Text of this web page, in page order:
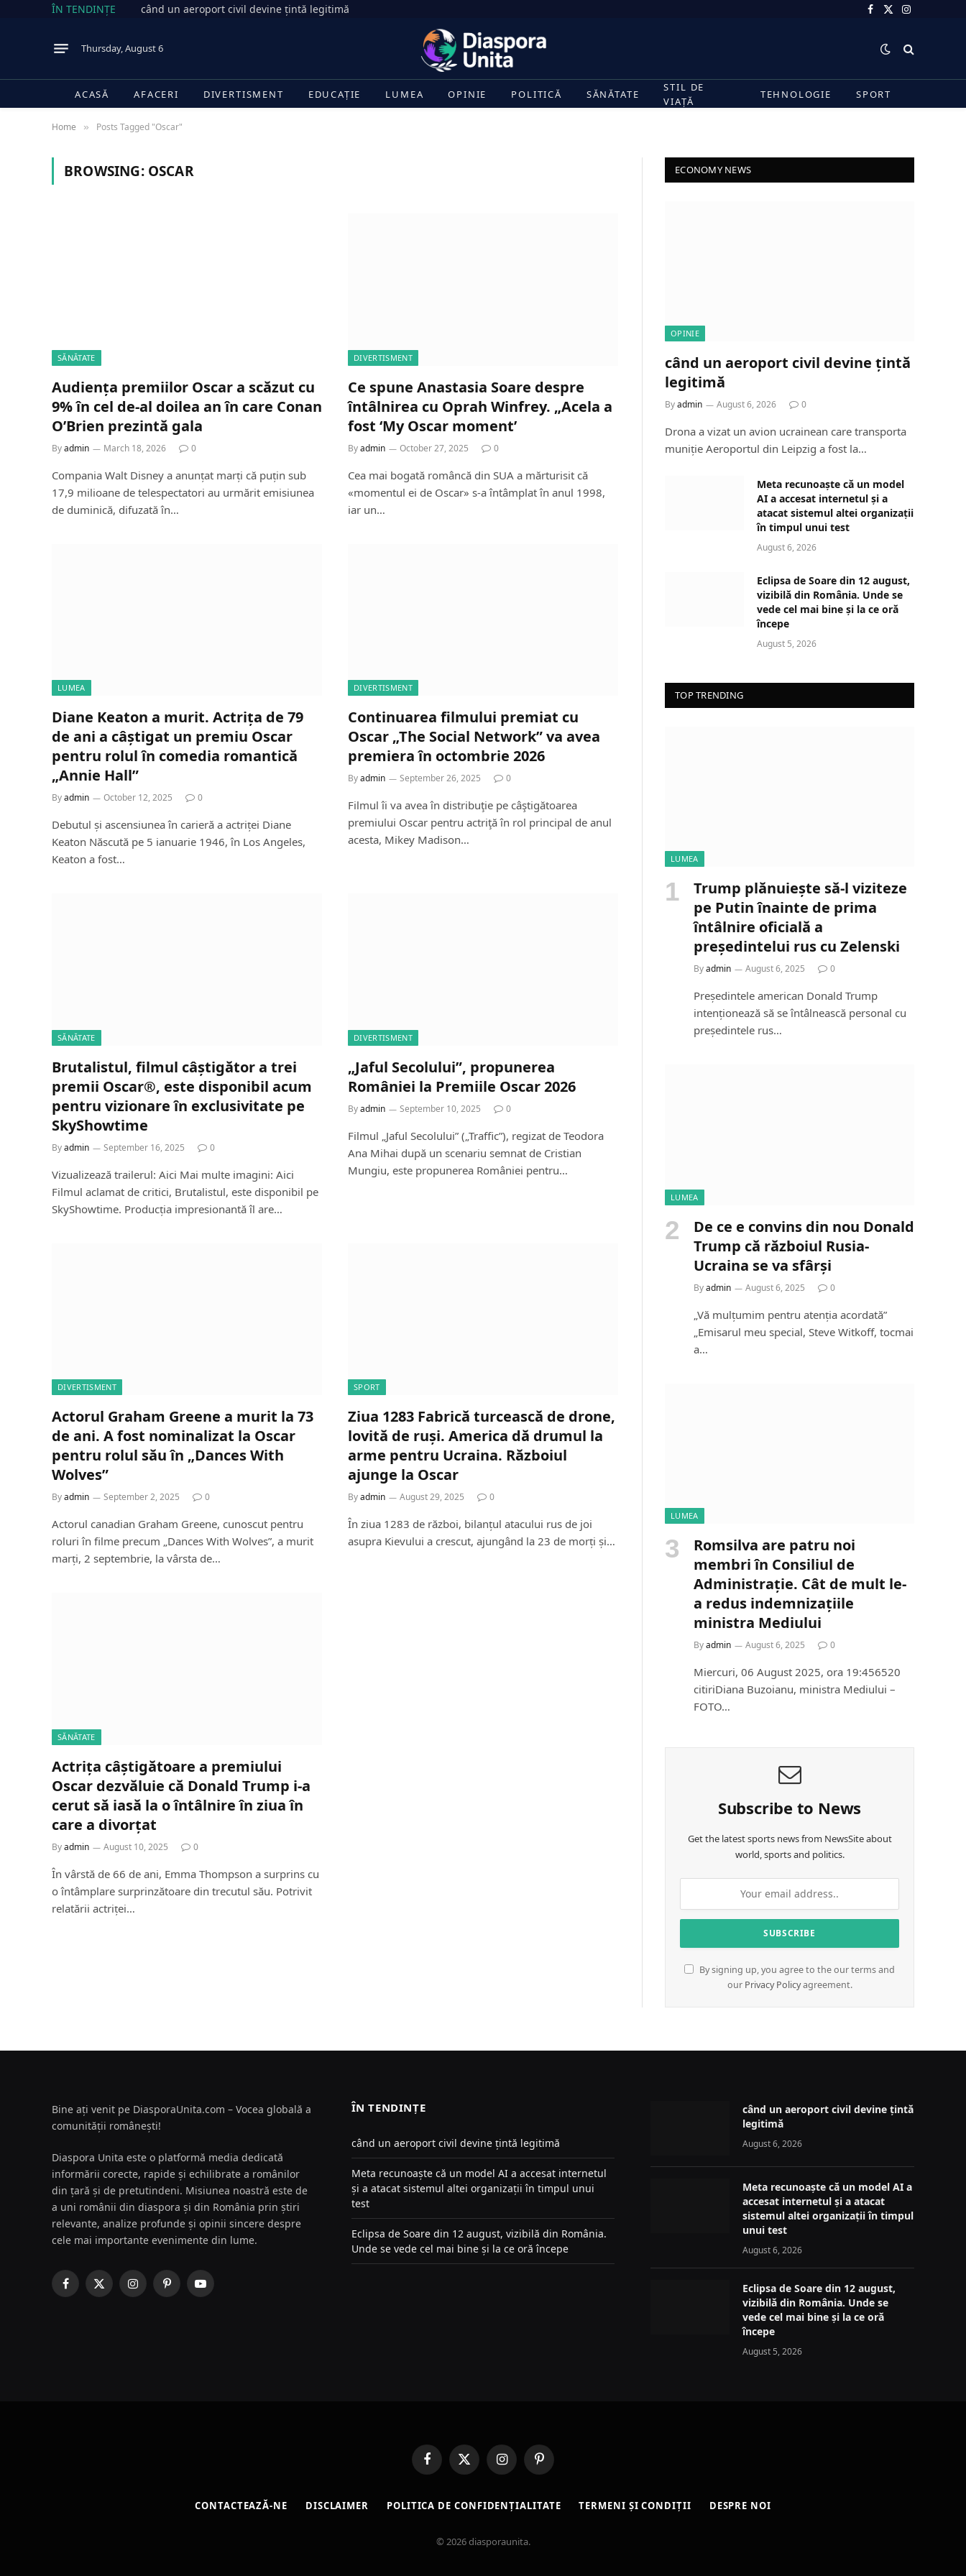
ÎN TENDINȚE când un aeroport civil devine țintă legitimă Facebook
X
Instagram
Thursday, August 6
ACASĂ AFACERI DIVERTISMENT EDUCAȚIE LUMEA OPINIE POLITICĂ SĂNĂTATE
STIL DE
VIAȚĂ
TEHNOLOGIE SPORT
Home » Posts Tagged "Oscar"
BROWSING: OSCAR
SĂNĂTATE
Audiența premiilor Oscar a scăzut cu
9% în cel de-al doilea an în care Conan
O’Brien prezintă gala
Byadmin March 18, 2026 0
Compania Walt Disney a anunțat marți că puțin sub
17,9 milioane de telespectatori au urmărit emisiunea
de duminică, difuzată în…
DIVERTISMENT
Ce spune Anastasia Soare despre
întâlnirea cu Oprah Winfrey. „Acela a
fost ‘My Oscar moment’
Byadmin October 27, 2025 0
Cea mai bogată româncă din SUA a mărturisit că
«momentul ei de Oscar» s-a întâmplat în anul 1998,
iar un…
LUMEA
Diane Keaton a murit. Actrița de 79
de ani a câștigat un premiu Oscar
pentru rolul în comedia romantică
„Annie Hall”
Byadmin October 12, 2025 0
Debutul și ascensiunea în carieră a actriței Diane
Keaton Născută pe 5 ianuarie 1946, în Los Angeles,
Keaton a fost…
DIVERTISMENT
Continuarea filmului premiat cu
Oscar „The Social Network” va avea
premiera în octombrie 2026
Byadmin September 26, 2025 0
Filmul îi va avea în distribuţie pe câştigătoarea
premiului Oscar pentru actriţă în rol principal de anul
acesta, Mikey Madison…
SĂNĂTATE
Brutalistul, filmul câștigător a trei
premii Oscar®, este disponibil acum
pentru vizionare în exclusivitate pe
SkyShowtime
Byadmin September 16, 2025 0
Vizualizează trailerul: Aici Mai multe imagini: Aici
Filmul aclamat de critici, Brutalistul, este disponibil pe
SkyShowtime. Producția impresionantă îl are…
DIVERTISMENT
„Jaful Secolului”, propunerea
României la Premiile Oscar 2026
Byadmin September 10, 2025 0
Filmul „Jaful Secolului” („Traffic”), regizat de Teodora
Ana Mihai după un scenariu semnat de Cristian
Mungiu, este propunerea României pentru…
DIVERTISMENT
Actorul Graham Greene a murit la 73
de ani. A fost nominalizat la Oscar
pentru rolul său în „Dances With
Wolves”
Byadmin September 2, 2025 0
Actorul canadian Graham Greene, cunoscut pentru
roluri în filme precum „Dances With Wolves”, a murit
marți, 2 septembrie, la vârsta de…
SPORT
Ziua 1283 Fabrică turcească de drone,
lovită de ruși. America dă drumul la
arme pentru Ucraina. Războiul
ajunge la Oscar
Byadmin August 29, 2025 0
În ziua 1283 de război, bilanțul atacului rus de joi
asupra Kievului a crescut, ajungând la 23 de morți și…
SĂNĂTATE
Actrița câștigătoare a premiului
Oscar dezvăluie că Donald Trump i-a
cerut să iasă la o întâlnire în ziua în
care a divorțat
Byadmin August 10, 2025 0
În vârstă de 66 de ani, Emma Thompson a surprins cu
o întâmplare surprinzătoare din trecutul său. Potrivit
relatării actriței…
ECONOMY NEWS
OPINIE
când un aeroport civil devine țintă
legitimă
Byadmin August 6, 2026 0
Drona a vizat un avion ucrainean care transporta
muniție Aeroportul din Leipzig a fost la…
Meta recunoaște că un model
AI a accesat internetul și a
atacat sistemul altei organizații
în timpul unui test
August 6, 2026
Eclipsa de Soare din 12 august,
vizibilă din România. Unde se
vede cel mai bine și la ce oră
începe
August 5, 2026
TOP TRENDING
LUMEA
Trump plănuiește să-l viziteze
pe Putin înainte de prima
întâlnire oficială a
președintelui rus cu Zelenski
Byadmin August 6, 2025 0
Președintele american Donald Trump
intenționează să se întâlnească personal cu
președintele rus…
LUMEA
De ce e convins din nou Donald
Trump că războiul Rusia-
Ucraina se va sfârși
Byadmin August 6, 2025 0
„Vă mulțumim pentru atenția acordată”
„Emisarul meu special, Steve Witkoff, tocmai
a…
LUMEA
Romsilva are patru noi
membri în Consiliul de
Administrație. Cât de mult le-
a redus indemnizațiile
ministra Mediului
Byadmin August 6, 2025 0
Miercuri, 06 August 2025, ora 19:456520
citiriDiana Buzoianu, ministra Mediului –
FOTO…
Subscribe to News
Get the latest sports news from NewsSite about
world, sports and politics.
By signing up, you agree to the our terms and
our Privacy Policyagreement.
Bine ați venit pe DiasporaUnita.com – Vocea globală a
comunității românești!
Diaspora Unita este o platformă media dedicată
informării corecte, rapide și echilibrate a românilor
din țară și de pretutindeni. Misiunea noastră este de
a uni românii din diaspora și din România prin știri
relevante, analize profunde și opinii sincere despre
cele mai importante evenimente din lume.
Facebook
X
InstagramPinterestYouTube
ÎN TENDINȚE
când un aeroport civil devine țintă legitimă
Meta recunoaște că un model AI a accesat internetul
și a atacat sistemul altei organizații în timpul unui
test
Eclipsa de Soare din 12 august, vizibilă din România.
Unde se vede cel mai bine și la ce oră începe
când un aeroport civil devine țintă
legitimă
August 6, 2026
Meta recunoaște că un model AI a
accesat internetul și a atacat
sistemul altei organizații în timpul
unui test
August 6, 2026
Eclipsa de Soare din 12 august,
vizibilă din România. Unde se
vede cel mai bine și la ce oră
începe
August 5, 2026
FacebookX
(Twitter)
InstagramPinterest
CONTACTEAZĂ-NE DISCLAIMER POLITICA DE CONFIDENȚIALITATE TERMENI ȘI CONDIȚII DESPRE NOI
© 2026 diasporaunita.